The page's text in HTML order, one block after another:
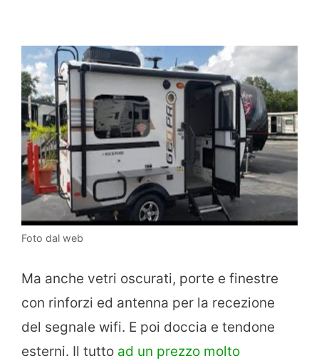
Foto dal web
Ma anche vetri oscurati, porte e finestre
con rinforzi ed antenna per la recezione
del segnale wifi. E poi doccia e tendone
esterni. Il tutto ad un prezzo molto